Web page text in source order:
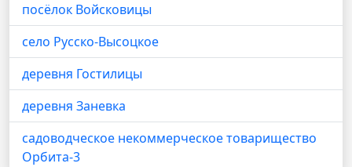
посёлок Войсковицы
село Русско-Высоцкое
деревня Гостилицы
деревня Заневка
садоводческое некоммерческое товарищество
Орбита-3